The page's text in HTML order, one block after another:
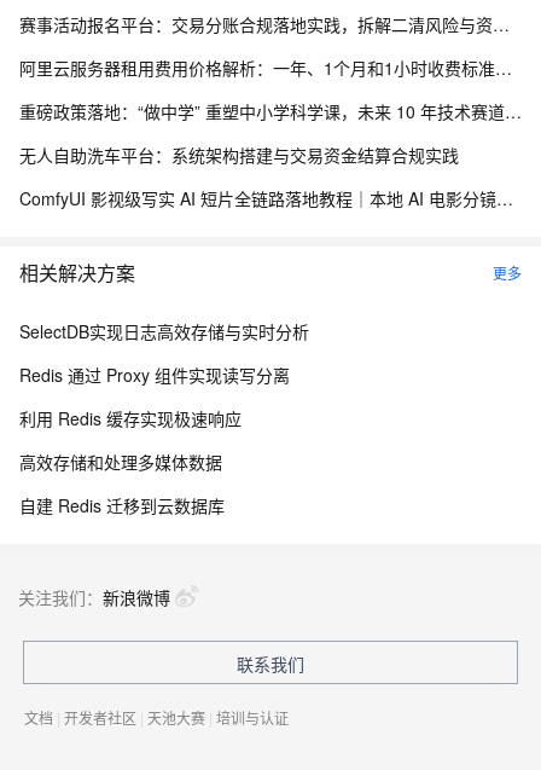
赛事活动报名平台：交易分账合规落地实践，拆解二清风险与资金隔离要点
阿里云服务器租用费用价格解析：一年、1个月和1小时收费标准，轻量、ECS和GPU实例规格族费用清单
重磅政策落地：“做中学” 重塑中小学科学课，未来 10 年技术赛道彻底变天
无人自助洗车平台：系统架构搭建与交易资金结算合规实践
ComfyUI 影视级写实 AI 短片全链路落地教程｜本地 AI 电影分镜渲染、时序稳定与人像一致性解决方案
相关解决方案 更多
SelectDB实现日志高效存储与实时分析
Redis 通过 Proxy 组件实现读写分离
利用 Redis 缓存实现极速响应
高效存储和处理多媒体数据
自建 Redis 迁移到云数据库
关注我们： 新浪微博
联系我们
文档 | 开发者社区 | 天池大赛 | 培训与认证